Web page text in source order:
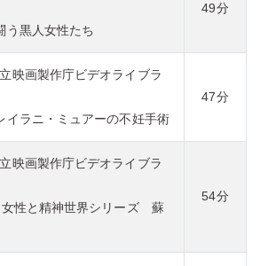
黒人女性たち
49分
映画製作庁ビデオライブラ
ラニ・ミュアーの不妊手術
47分
映画製作庁ビデオライブラ
性と精神世界シリーズ 蘇
54分